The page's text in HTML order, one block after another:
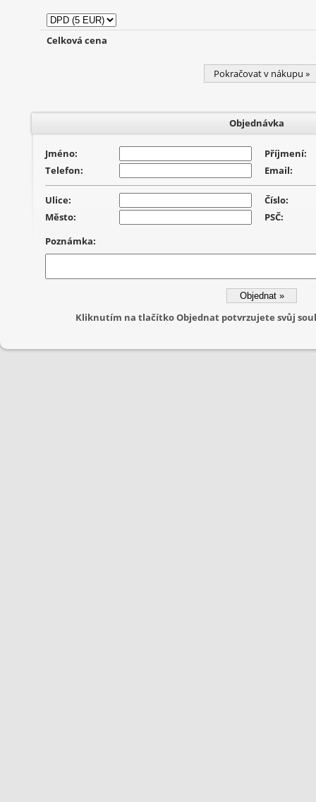
Celková cena
Pokračovat v nákupu »
Objednávka
Jméno:
Příjmení:
Telefon:
Email:
Ulice:
Číslo:
Město:
PSČ:
Poznámka:
Kliknutím na tlačítko Objednat potvrzujete svůj